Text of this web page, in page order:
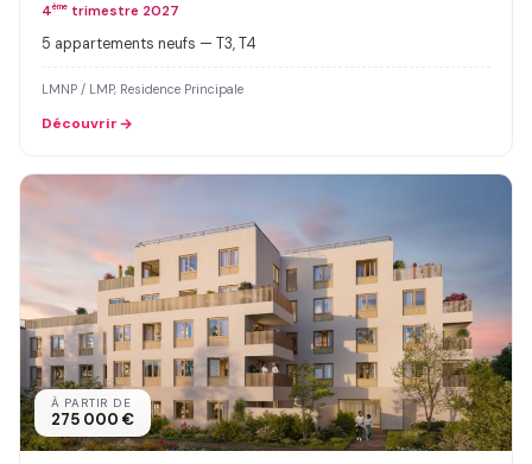
4ème trimestre 2027
5 appartements neufs — T3, T4
LMNP / LMP, Residence Principale
Découvrir
À PARTIR DE
275 000 €